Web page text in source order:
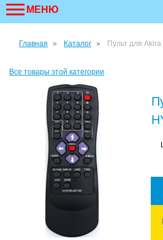
МЕНЮ
Главная Каталог Пульт для
Все товары этой категории